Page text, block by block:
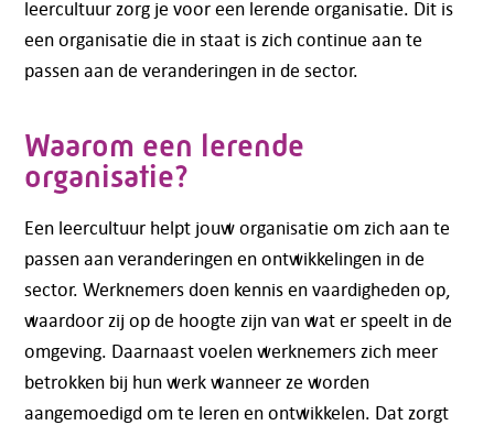
leercultuur zorg je voor een lerende organisatie. Dit is
een organisatie die in staat is zich continue aan te
passen aan de veranderingen in de sector.
Waarom een lerende
organisatie?
Een leercultuur helpt jouw organisatie om zich aan te
passen aan veranderingen en ontwikkelingen in de
sector. Werknemers doen kennis en vaardigheden op,
waardoor zij op de hoogte zijn van wat er speelt in de
omgeving. Daarnaast voelen werknemers zich meer
betrokken bij hun werk wanneer ze worden
aangemoedigd om te leren en ontwikkelen. Dat zorgt